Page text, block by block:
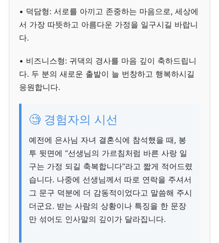
• 덕담형: 서로를 아끼고 존중하는 마음으로, 세상에
서 가장 따뜻하고 아름다운 가정을 일구시길 바랍니
다.
• 비즈니스형: 귀댁의 경사를 마음 깊이 축하드립니
다. 두 분의 새로운 출발이 늘 번창하고 행복하시길
응원합니다.
🧐 경험자의 시선
예전에 은사님 자녀 결혼식에 참석했을 때, 봉
투 뒷면에 “선생님의 가르침처럼 바른 사랑 일
구는 가정 되길 축복합니다”라고 짧게 적어드렸
습니다. 나중에 선생님께서 따로 연락을 주셔서
그 문구 덕분에 더 감동적이었다고 말씀해 주시
더군요. 받는 사람의 상황이나 특징을 한 문장
만 섞어도 인사말의 깊이가 달라집니다.